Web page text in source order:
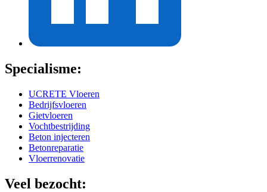
Specialisme:
UCRETE Vloeren
Bedrijfsvloeren
Gietvloeren
Vochtbestrijding
Beton injecteren
Betonreparatie
Vloerrenovatie
Veel bezocht: